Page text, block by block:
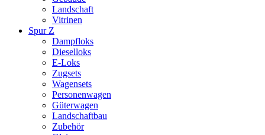
Landschaft
Vitrinen
Spur Z
Dampfloks
Dieselloks
E-Loks
Zugsets
Wagensets
Personenwagen
Güterwagen
Landschaftbau
Zubehör